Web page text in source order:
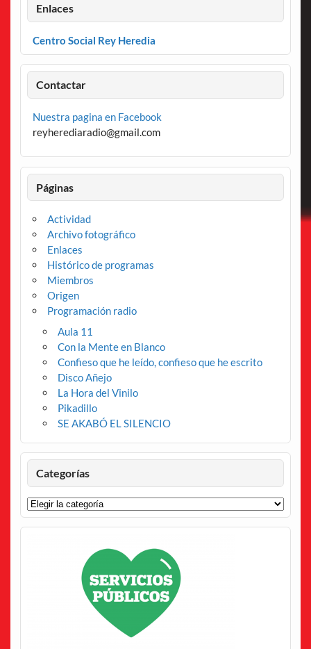
Enlaces
Centro Social Rey Heredia
Contactar
Nuestra pagina en Facebook
reyherediaradio@gmail.com
Páginas
Actividad
Archivo fotográfico
Enlaces
Histórico de programas
Miembros
Origen
Programación radio
Aula 11
Con la Mente en Blanco
Confieso que he leído, confieso que he escrito
Disco Añejo
La Hora del Vinilo
Pikadillo
SE AKABÓ EL SILENCIO
Categorías
Categorías